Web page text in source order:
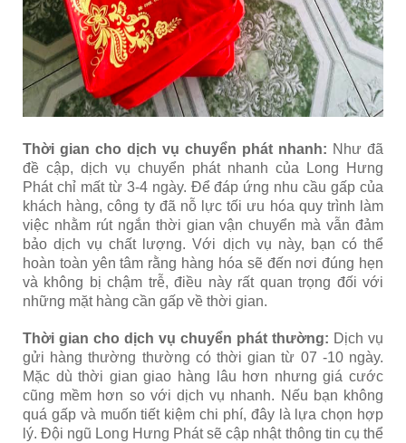
Thời gian cho dịch vụ chuyển phát nhanh: Như đã
đề cập, dịch vụ chuyển phát nhanh của Long Hưng
Phát chỉ mất từ 3-4 ngày. Để đáp ứng nhu cầu gấp của
khách hàng, công ty đã nỗ lực tối ưu hóa quy trình làm
việc nhằm rút ngắn thời gian vận chuyển mà vẫn đảm
bảo dịch vụ chất lượng. Với dịch vụ này, bạn có thể
hoàn toàn yên tâm rằng hàng hóa sẽ đến nơi đúng hẹn
và không bị chậm trễ, điều này rất quan trọng đối với
những mặt hàng cần gấp về thời gian.
Thời gian cho dịch vụ chuyển phát thường: Dịch vụ
gửi hàng thường thường có thời gian từ 07 -10 ngày.
Mặc dù thời gian giao hàng lâu hơn nhưng giá cước
cũng mềm hơn so với dịch vụ nhanh. Nếu bạn không
quá gấp và muốn tiết kiệm chi phí, đây là lựa chọn hợp
lý. Đội ngũ Long Hưng Phát sẽ cập nhật thông tin cụ thể